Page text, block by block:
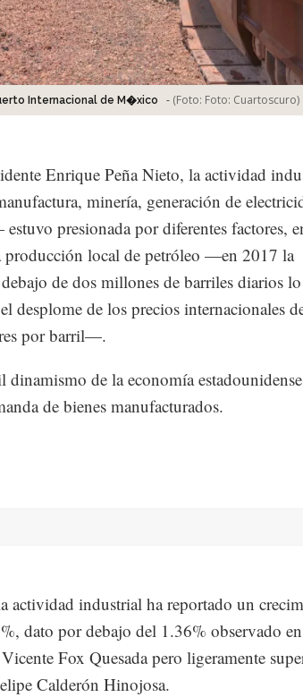
Internacional de M�xico - (Foto: Foto: Cuartoscuro)
Enrique Peña Nieto, la actividad
minería, generación de
presionada por diferentes factores,
producción local de petróleo —en 2017 la
de dos millones de barriles diarios
desplome de los precios internacionales
por barril—.
de la economía
de bienes manufacturados.
actividad industrial ha reportado un
dato por debajo del 1.36% observado
Fox Quesada pero ligeramente
Calderón Hinojosa.